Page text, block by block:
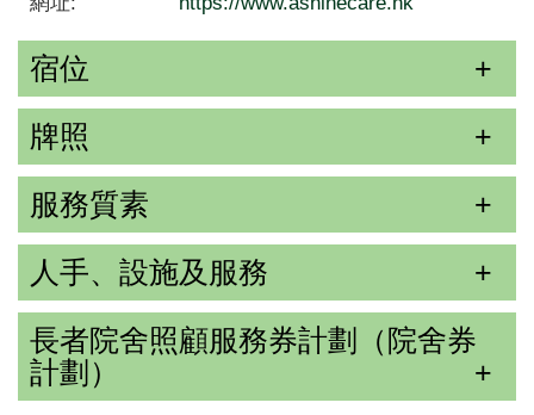
宿位
牌照
服務質素
人手、設施及服務
長者院舍照顧服務券計劃（院舍券
計劃）